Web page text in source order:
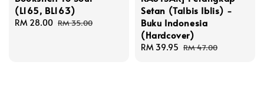
(L165, BL163)
Sale
RM 28.00 Regular
RM 35.00
Setan (Talbis Iblis) -
Buku Indonesia
(Hardcover)
Sale
RM 39.95 Regular
RM 47.00